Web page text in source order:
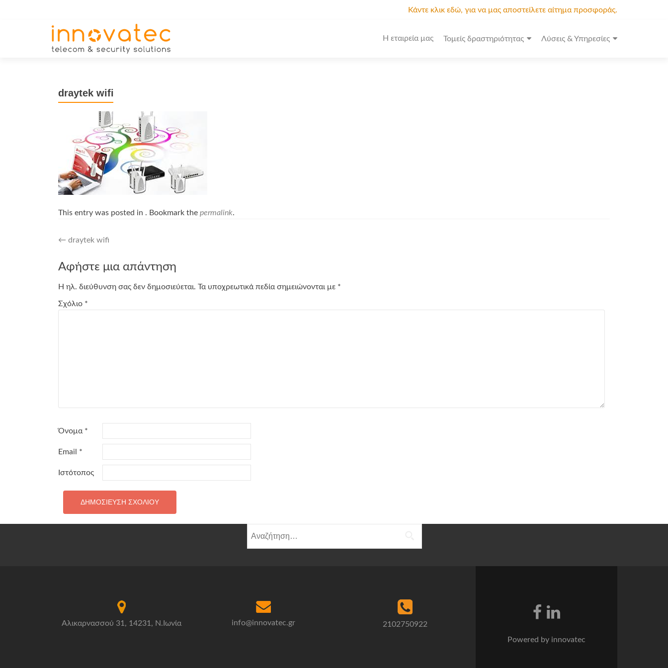
Κάντε κλικ εδώ, για να μας αποστείλετε αίτημα προσφοράς.
Η εταιρεία μας Τομείς δραστηριότητας Λύσεις & Υπηρεσίες
draytek wifi
This entry was posted in . Bookmark the permalink.
Post
navigation
← draytek wifi
Αφήστε μια απάντηση
Η ηλ. διεύθυνση σας δεν δημοσιεύεται. Τα υποχρεωτικά πεδία σημειώνονται με *
Σχόλιο *
Όνομα *
Email *
Ιστότοπος
για:
Αλικαρνασσού 31, 14231, Ν.Ιωνία info@innovatec.gr
2102750922
Powered by innovatec